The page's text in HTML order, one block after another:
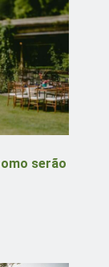
serão